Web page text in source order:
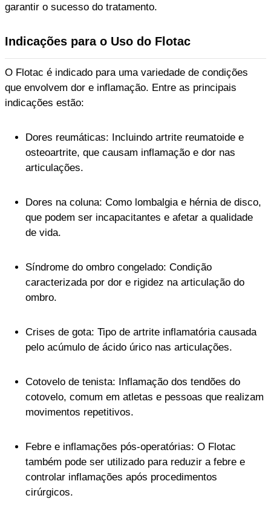
garantir o sucesso do tratamento.
Indicações para o Uso do Flotac
O Flotac é indicado para uma variedade de condições
que envolvem dor e inflamação. Entre as principais
indicações estão:
Dores reumáticas: Incluindo artrite reumatoide e
osteoartrite, que causam inflamação e dor nas
articulações.
Dores na coluna: Como lombalgia e hérnia de disco,
que podem ser incapacitantes e afetar a qualidade
de vida.
Síndrome do ombro congelado: Condição
caracterizada por dor e rigidez na articulação do
ombro.
Crises de gota: Tipo de artrite inflamatória causada
pelo acúmulo de ácido úrico nas articulações.
Cotovelo de tenista: Inflamação dos tendões do
cotovelo, comum em atletas e pessoas que realizam
movimentos repetitivos.
Febre e inflamações pós-operatórias: O Flotac
também pode ser utilizado para reduzir a febre e
controlar inflamações após procedimentos
cirúrgicos.